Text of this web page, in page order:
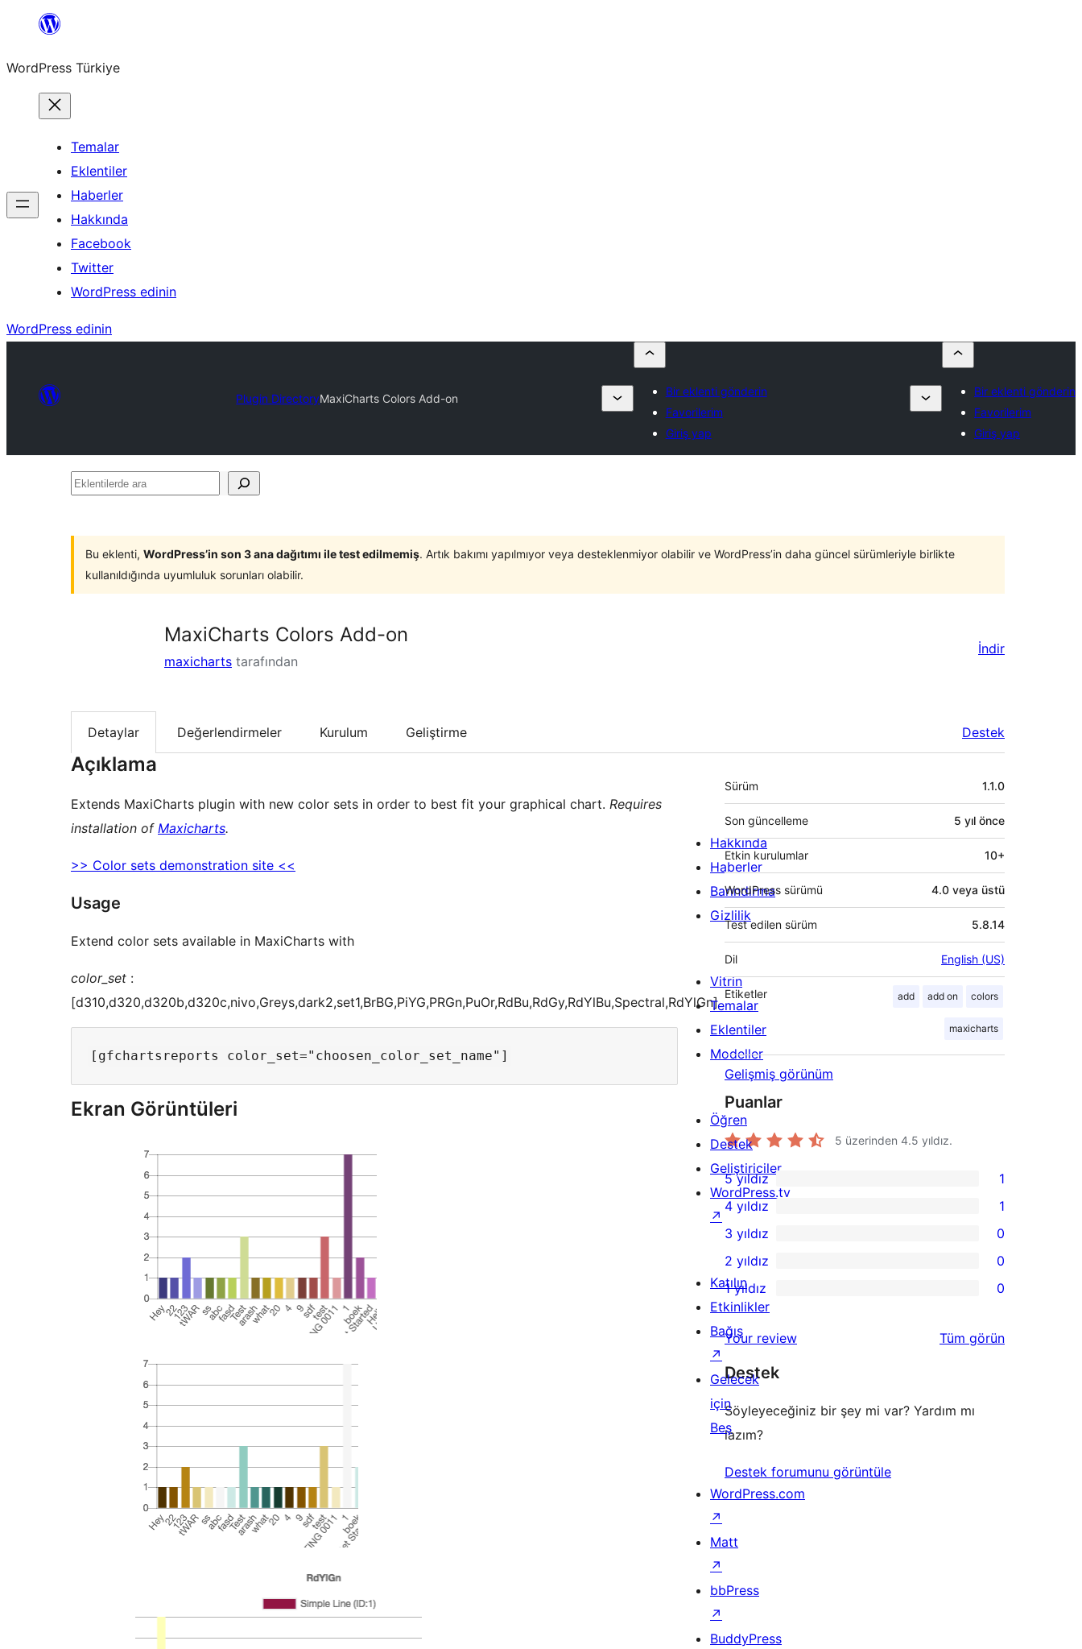
İçeriğe
WordPress Türkiye
Temalar
Eklentiler
Haberler
Hakkında
Facebook
Twitter
WordPress edinin
WordPress edinin
Plugin DirectoryMaxiCharts Colors Add-on
Bir eklenti gönderin
Favorilerim
Giriş yap
Bir eklenti gönderin
Favorilerim
Giriş yap
Eklentilerde
Bu eklenti, WordPress’in son 3 ana dağıtımı ile test edilmemiş. Artık bakımı yapılmıyor veya desteklenmiyor olabilir ve WordPress’in daha güncel sürümleriyle birlikte
kullanıldığında uyumluluk sorunları olabilir.
MaxiCharts Colors Add-on
maxicharts tarafından
İndir
Detaylar Değerlendirmeler Kurulum Geliştirme Destek
Açıklama
Extends MaxiCharts plugin with new color sets in order to best fit your graphical chart. Requires
installation of Maxicharts.
>> Color sets demonstration site <<
Usage
Extend color sets available in MaxiCharts with
color_set :
[d310,d320,d320b,d320c,nivo,Greys,dark2,set1,BrBG,PiYG,PRGn,PuOr,RdBu,RdGy,RdYlBu,Spectral,RdYlGn]
Ekran Görüntüleri
Meta
Sürüm 1.1.0
Son güncelleme 5 yıl önce
Etkin kurulumlar 10+
WordPress sürümü 4.0 veya üstü
Test edilen sürüm 5.8.14
Dil English (US)
Etiketler add add on colors
maxicharts
Gelişmiş görünüm
Puanlar
5 üzerinden 4.5 yıldız.
1
5
yıldızlı
inceleme
5 yıldız 1
4
yıldızlı
inceleme
4 yıldız 1
0
3
yıldızlı
inceleme
3 yıldız 0
2
inceleme
2 yıldız 0
0
1
yıldızlı
inceleme
1 yıldız 0
Your review Tüm değerlendirmeleri
görün
Destek
Söyleyeceğiniz bir şey mi var? Yardım mı
lazım?
Destek forumunu görüntüle
Hakkında
Haberler
Barındırma
Gizlilik
Vitrin
Temalar
Eklentiler
Modeller
Öğren
Destek
Geliştiriciler
WordPress.tv
↗
Katılın
Etkinlikler
Bağış
↗
Gelecek
için
Beş
WordPress.com
↗
Matt
↗
bbPress
↗
BuddyPress